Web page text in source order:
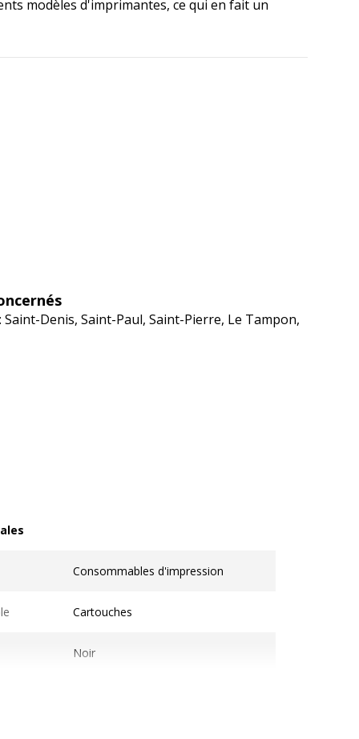
modèles d'imprimantes, ce qui en fait un
Saint-Denis, Saint-Paul, Saint-Pierre, Le Tampon,
Consommables d'impression
Cartouches
Noir